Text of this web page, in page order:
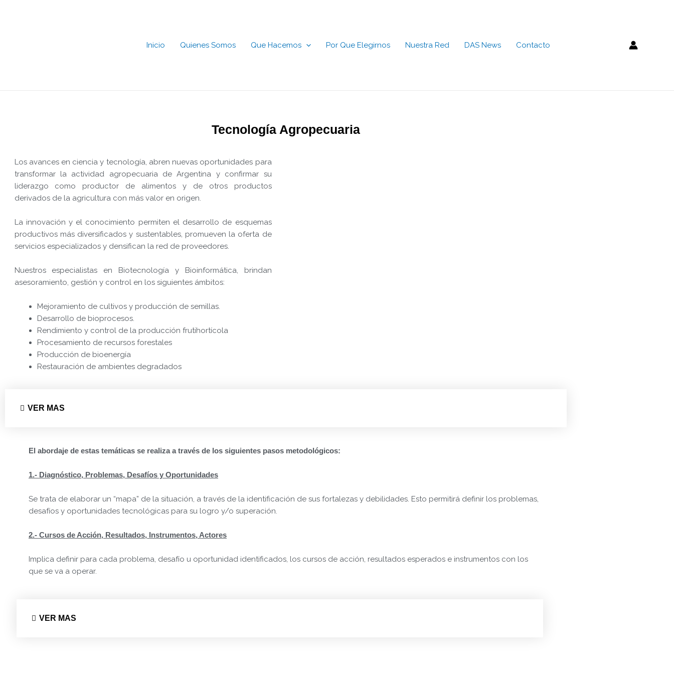
Inicio
Quienes Somos Que Hacemos Por Que Elegirnos Nuestra Red DAS News Contacto
Tecnología Agropecuaria
Los avances en ciencia y tecnología, abren nuevas oportunidades para
transformar la actividad agropecuaria de Argentina y confirmar su
liderazgo como productor de alimentos y de otros productos
derivados de la agricultura con más valor en origen.
La innovación y el conocimiento permiten el desarrollo de esquemas
productivos más diversificados y sustentables, promueven la oferta de
servicios especializados y densifican la red de proveedores.
Nuestros especialistas en Biotecnología y Bioinformática, brindan
asesoramiento, gestión y control en los siguientes ámbitos:
Mejoramiento de cultivos y producción de semillas.
Desarrollo de bioprocesos.
Rendimiento y control de la producción frutihortícola
Procesamiento de recursos forestales
Producción de bioenergía
Restauración de ambientes degradados
VER MAS
El abordaje de estas temáticas se realiza a través de los siguientes pasos metodológicos:
1.- Diagnóstico, Problemas, Desafíos y Oportunidades
Se trata de elaborar un “mapa” de la situación, a través de la identificación de sus fortalezas y debilidades. Esto permitirá definir los problemas,
desafíos y oportunidades tecnológicas para su logro y/o superación.
2.- Cursos de Acción, Resultados, Instrumentos, Actores
Implica definir para cada problema, desafío u oportunidad identificados, los cursos de acción, resultados esperados e instrumentos con los
que se va a operar.
VER MAS